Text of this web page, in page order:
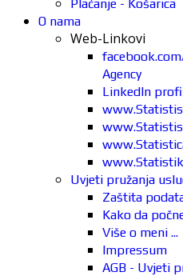
Plaćanje - Košarica
O nama
Web-Linkovi
Agency
LinkedIn
Uvjeti pružanja
Zaštita
Kako da
Više o meni ...
Impressum
AGB - Uvjeti